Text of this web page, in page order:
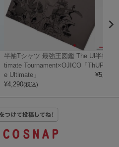
半袖Tシャツ 最強王図鑑 The Ul
timate Tournament×OJICO「Th
e Ultimate」
¥4,290(税込)
半袖T
UPER
¥5,720